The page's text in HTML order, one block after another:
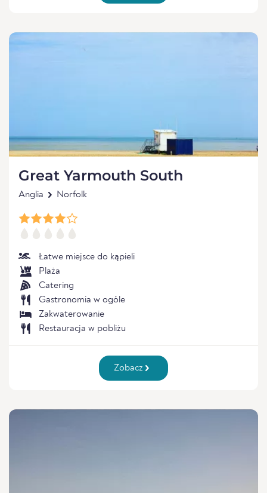
Great Yarmouth South
Anglia Norfolk
Łatwe miejsce do kąpieli
Plaża
Catering
Gastronomia w ogóle
Zakwaterowanie
Restauracja w pobliżu
Zobacz